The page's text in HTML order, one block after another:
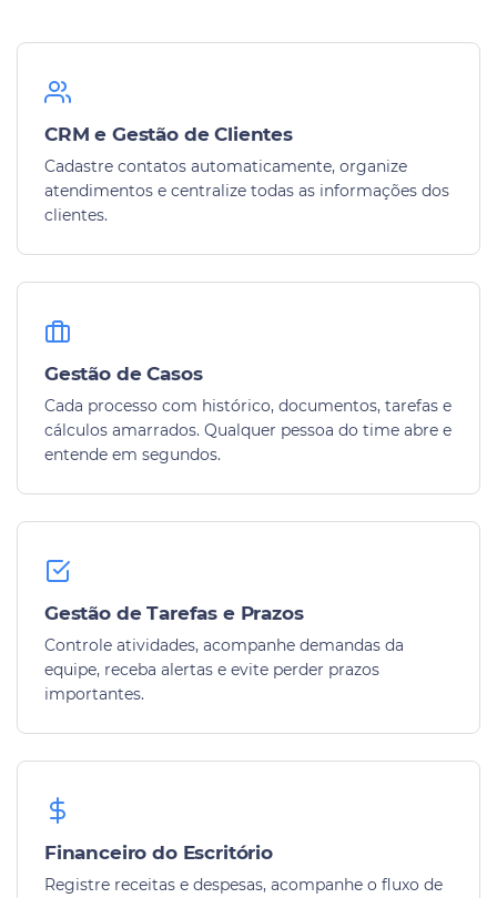
CRM e Gestão de Clientes
Cadastre contatos automaticamente, organize
atendimentos e centralize todas as informações dos
clientes.
Gestão de Casos
Cada processo com histórico, documentos, tarefas e
cálculos amarrados. Qualquer pessoa do time abre e
entende em segundos.
Gestão de Tarefas e Prazos
Controle atividades, acompanhe demandas da
equipe, receba alertas e evite perder prazos
importantes.
Financeiro do Escritório
Registre receitas e despesas, acompanhe o fluxo de